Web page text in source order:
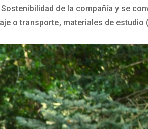
de la compañía y se
o transporte, materiales de estudio